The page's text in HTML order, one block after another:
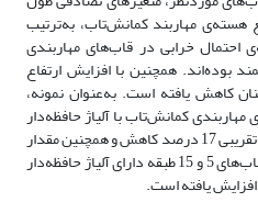
مهاربند کمانش‌تاب، به‌ترتیب
احتمال خرابی در قاب‌های مهاربندی
بوده‌اند. همچنین با افزایش ارتفاع
کاهش یافته است. به‌عنوان نمونه،
اطمینان قاب 5 طبقه‌ی مهاربندی کمانش‌تاب با آلیاژ حافظه‌دار
شکلی نسبت به قاب 15 طبقه به‌طور تقریبی 17 درصد کاهش و همچنین مقدار
بیشینه شاخص قابلیت اطمینان در قاب‌های 5 و 15 طبقه دارای آلیاژ حافظه‌دار